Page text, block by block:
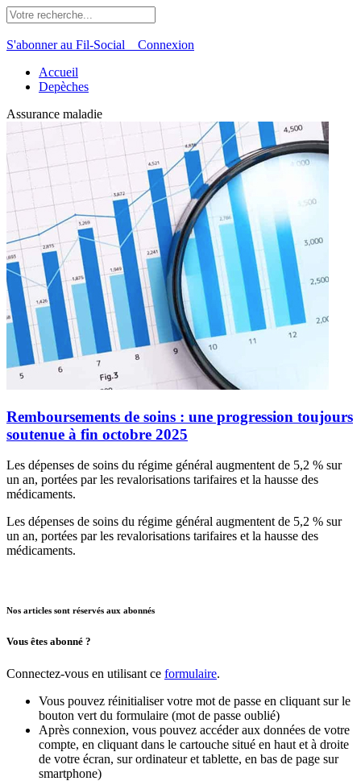
S'abonner au Fil-Social Connexion
Accueil
Depèches
Assurance maladie
Remboursements de soins : une progression toujours
soutenue à fin octobre 2025
Les dépenses de soins du régime général augmentent de 5,2 % sur
un an, portées par les revalorisations tarifaires et la hausse des
médicaments.
Les dépenses de soins du régime général augmentent de 5,2 % sur
un an, portées par les revalorisations tarifaires et la hausse des
médicaments.
Nos articles sont réservés aux abonnés
Vous êtes abonné ?
Connectez-vous en utilisant ce formulaire.
Vous pouvez réinitialiser votre mot de passe en cliquant sur le
bouton vert du formulaire (mot de passe oublié)
Après connexion, vous pouvez accéder aux données de votre
compte, en cliquant dans le cartouche situé en haut et à droite
de votre écran, sur ordinateur et tablette, en bas de page sur
smartphone)